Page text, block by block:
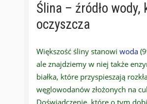
Ślina – źródło wody,
oczyszcza
Większość śliny stanowi woda
ale znajdziemy w niej także
białka, które przyspieszają
węglowodanów złożonych na